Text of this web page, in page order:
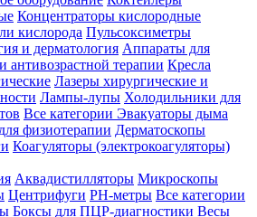
Концентраторы кислородные
кислорода Пульсоксиметры
и дерматология Аппараты для
антивозрастной терапии Кресла
Лазеры хирургические и
Лампы-лупы Холодильники для
Все категории Эвакуаторы дыма
физиотерапии Дерматоскопы
Коагуляторы (электрокоагуляторы)
Аквадистилляторы Микроскопы
Центрифуги PH-метры Все категории
Боксы для ПЦР-диагностики Весы